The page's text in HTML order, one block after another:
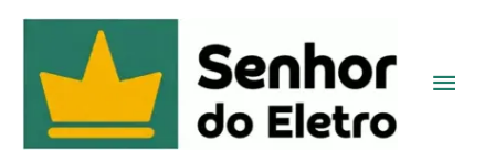
conteúdo